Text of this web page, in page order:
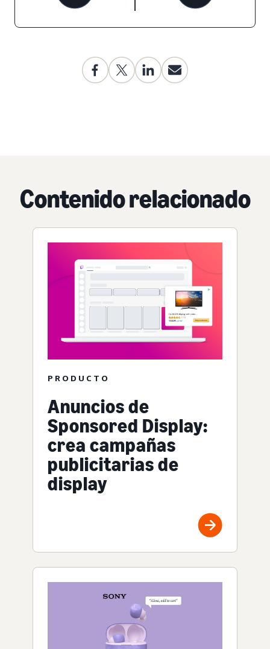
Contenido relacionado
PRODUCTO
Anuncios de
Sponsored Display:
crea campañas
publicitarias de
display